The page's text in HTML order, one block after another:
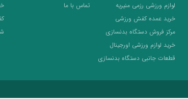
لوازم ورزشی رزمی منیریه
خرید عمده کفش ورزشی
مرکز فروش دستگاه بدنسازی
خرید لوازم ورزشی اورجینال
قطعات جانبی دستگاه بدنسازی
تماس با ما